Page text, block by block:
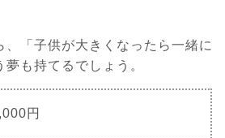
、「子供が大きくなったら一緒に
も持てるでしょう。
円